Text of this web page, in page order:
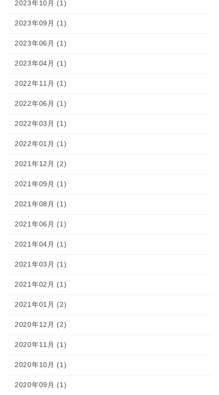
2023年10月 (1)
2023年09月 (1)
2023年06月 (1)
2023年04月 (1)
2022年11月 (1)
2022年06月 (1)
2022年03月 (1)
2022年01月 (1)
2021年12月 (2)
2021年09月 (1)
2021年08月 (1)
2021年06月 (1)
2021年04月 (1)
2021年03月 (1)
2021年02月 (1)
2021年01月 (2)
2020年12月 (2)
2020年11月 (1)
2020年10月 (1)
2020年09月 (1)